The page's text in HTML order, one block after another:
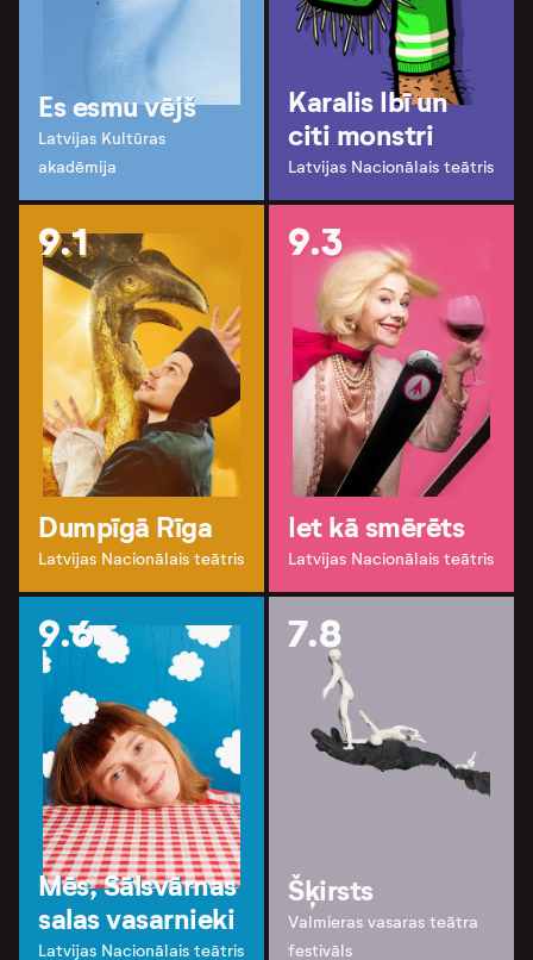
Es esmu vējš
Latvijas Kultūras
akadēmija
Karalis Ibī un
citi monstri
Latvijas Nacionālais teātris
9.1
Dumpīgā Rīga
Latvijas Nacionālais teātris
9.3
Iet kā smērēts
Latvijas Nacionālais teātris
9.6
Mēs, Sālsvārnas
salas vasarnieki
Latvijas Nacionālais teātris
7.8
Šķirsts
Valmieras vasaras teātra
festivāls